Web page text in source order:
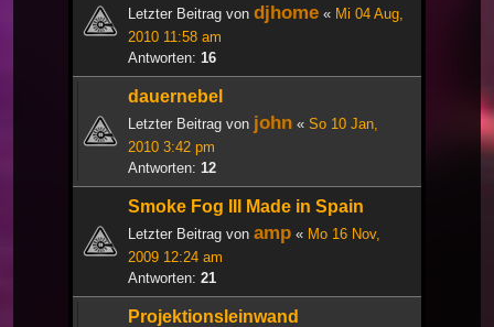
Letzter Beitrag von djhome « Mi 04 Aug,
2010 11:58 am
Antworten: 16
dauernebel
Letzter Beitrag von john « So 10 Jan,
2010 3:42 pm
Antworten: 12
Smoke Fog III Made in Spain
Letzter Beitrag von amp « Mo 16 Nov,
2009 12:24 am
Antworten: 21
Projektionsleinwand